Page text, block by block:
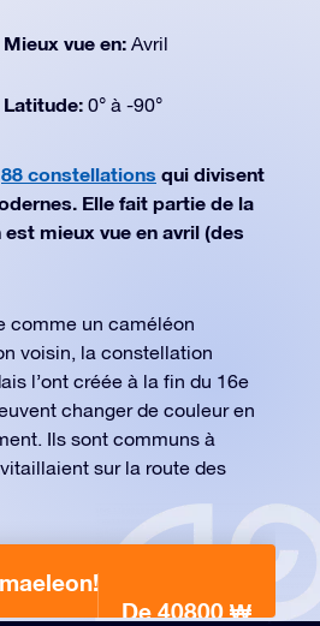
Mieux vue en: Avril
Latitude: 0° à -90°
88 constellations qui divisent
Elle fait partie de la
mieux vue en avril (des
comme un caméléon
voisin, la constellation
l’ont créée à la fin du 16e
changer de couleur en
Ils sont communs à
sur la route des
De 40800 ₩